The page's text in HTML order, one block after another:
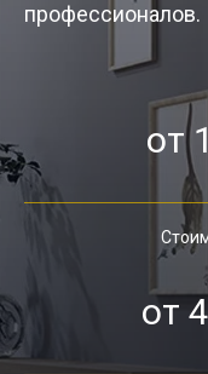
профессионалов.
от
от